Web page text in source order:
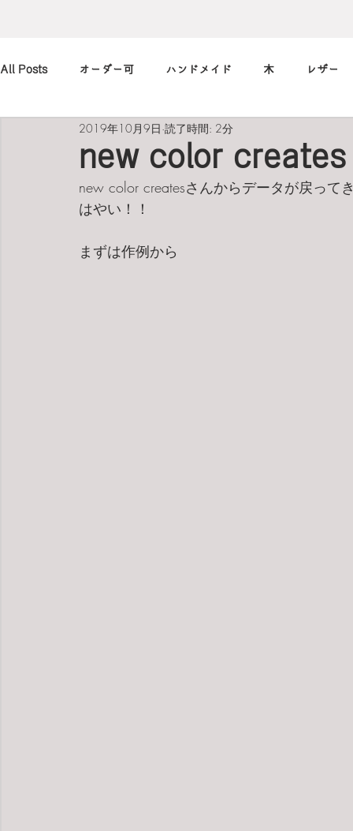
All Posts オーダー可 ハンドメイド 木 レザー
カメラ 本 筆記用具
art 買ったもの 小休止の 習慣
new color
2019年10月9日 読了時間: 2分
new color createsさんからデータが戻って
はやい！！
まずは作例から